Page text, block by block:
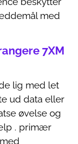
med
7XM
lig med let
ud data eller
øvelse og
. primær